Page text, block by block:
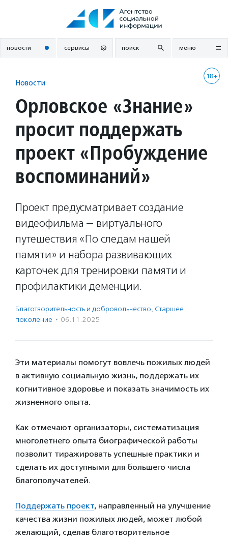
новости сервисы поиск меню
18+
Новости
Орловское «Знание»
просит поддержать
проект «Пробуждение
воспоминаний»
Проект предусматривает создание
видеофильма — виртуального
путешествия «По следам нашей
памяти» и набора развивающих
карточек для тренировки памяти и
профилактики деменции.
Благотвори­тель­ность и доброволь­чест­во, Старшее
поколение · 06.11.2025
Эти материалы помогут вовлечь пожилых людей
в активную социальную жизнь, поддержать их
когнитивное здоровье и показать значимость их
жизненного опыта.
Как отмечают организаторы, систематизация
многолетнего опыта биографической работы
позволит тиражировать успешные практики и
сделать их доступными для большего числа
благополучателей.
Поддержать проект, направленный на улучшение
качества жизни пожилых людей, может любой
желающий, сделав благотворительное